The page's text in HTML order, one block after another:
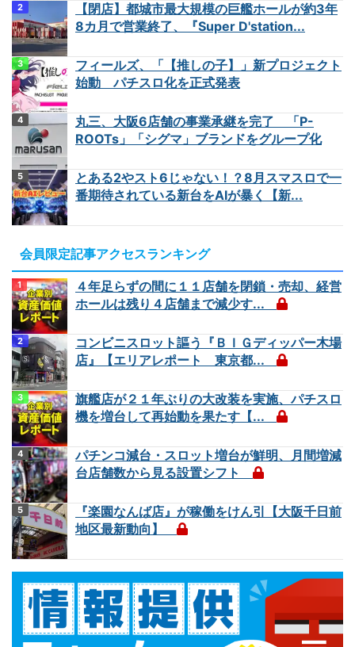
【閉店】都城市最大規模の巨艦ホールが約3年
8カ月で営業終了、『Super D'station...
フィールズ、「【推しの子】」新プロジェクト
始動 パチスロ化を正式発表
丸三、大阪6店舗の事業承継を完了 「P-
ROOTs」「シグマ」ブランドをグループ化
とある2やスト6じゃない！？8月スマスロで一
番期待されている新台をAIが暴く【新...
会員限定記事アクセスランキング
４年足らずの間に１１店舗を閉鎖・売却、経営
ホールは残り４店舗まで減少す...
コンビニスロット謳う『ＢＩＧディッパー木場
店』【エリアレポート 東京都...
旗艦店が２１年ぶりの大改装を実施、パチスロ
機を増台して再始動を果たす【...
パチンコ減台・スロット増台が鮮明、月間増減
台店舗数から見る設置シフト
『楽園なんば店』が稼働をけん引【大阪千日前
地区最新動向】